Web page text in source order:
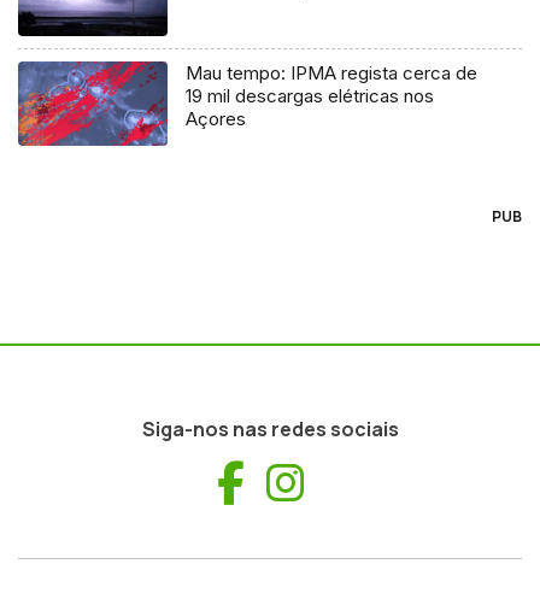
Mau tempo: IPMA regista cerca de
19 mil descargas elétricas nos
Açores
PUB
Siga-nos nas redes sociais
Facebook